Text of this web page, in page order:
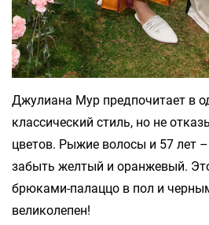
Джулиана Мур предпочитает в
классический стиль, но не
цветов. Рыжие волосы и 57 лет
забыть желтый и оранжевый.
брюками-палаццо в пол и
великолепен!